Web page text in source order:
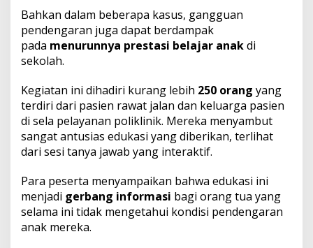
Bahkan dalam beberapa kasus, gangguan
pendengaran juga dapat berdampak
pada menurunnya prestasi belajar anakdi
sekolah.
Kegiatan ini dihadiri kurang lebih 250 orang yang
terdiri dari pasien rawat jalan dan keluarga pasien
di sela pelayanan poliklinik. Mereka menyambut
sangat antusias edukasi yang diberikan, terlihat
dari sesi tanya jawab yang interaktif.
Para peserta menyampaikan bahwa edukasi ini
menjadi gerbang informasi bagi orang tua yang
selama ini tidak mengetahui kondisi pendengaran
anak mereka.